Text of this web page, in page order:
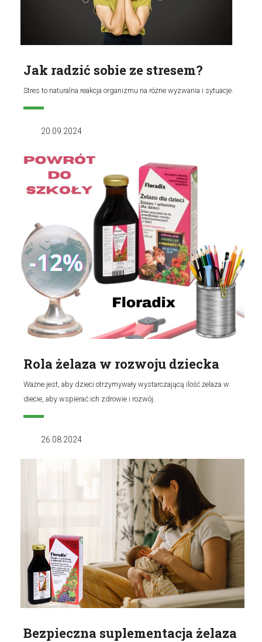
Jak radzić sobie ze stresem?
Stres to naturalna reakcja organizmu na różne wyzwania i sytuacje.
20.09.2024
Rola żelaza w rozwoju dziecka
Ważne jest, aby dzieci otrzymywały wystarczającą ilość żelaza w
diecie, aby wspierać ich zdrowie i rozwój.
26.08.2024
Bezpieczna suplementacja żelaza